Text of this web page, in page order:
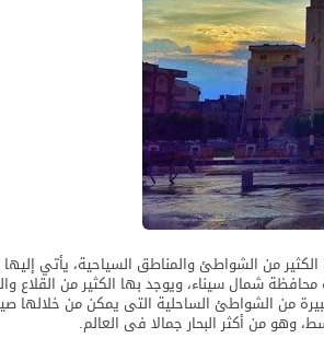
من الشواطئ والمناطق السياحية، يأتي إليها
شمال سيناء، ويوجد بها الكثير من القلاع
من الشواطئ الساحلية التى يمكن من خلالها
وهو من أكثر البحار جمالا فى العالم.